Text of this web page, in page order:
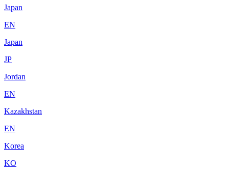
Japan
EN
Japan
JP
Jordan
EN
Kazakhstan
EN
Korea
KO